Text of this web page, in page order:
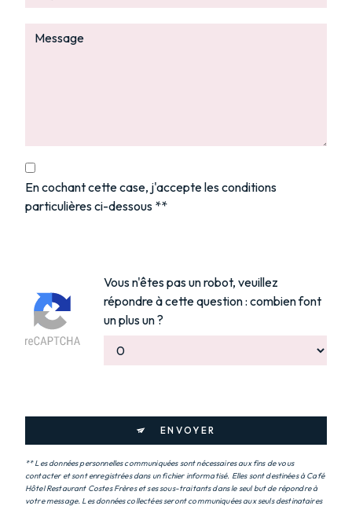
En cochant cette case, j'accepte les conditions
particulières ci-dessous **
Vous n'êtes pas un robot, veuillez
répondre à cette question : combien font
un plus un ?
ENVOYER
** Les données personnelles communiquées sont nécessaires aux fins de vous
contacter et sont enregistrées dans un fichier informatisé. Elles sont destinées à Café
Hôtel Restaurant Costes Frères et ses sous-traitants dans le seul but de répondre à
votre message. Les données collectées seront communiquées aux seuls destinataires